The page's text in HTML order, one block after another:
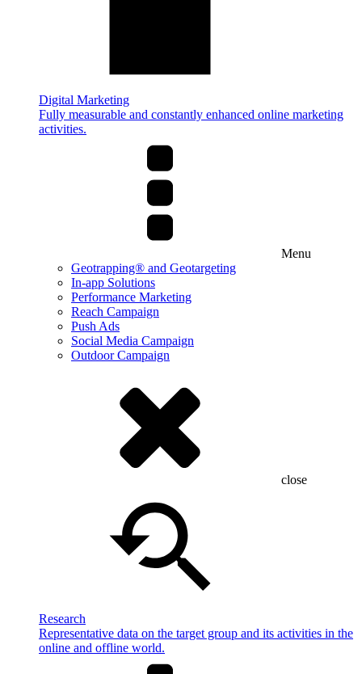
Digital Marketing
Fully measurable and constantly enhanced online marketing
activities.
Menu
Geotrapping® and Geotargeting
In-app Solutions
Performance Marketing
Reach Campaign
Push Ads
Social Media Campaign
Outdoor Campaign
close
Research
Representative data on the target group and its activities in the
online and offline world.